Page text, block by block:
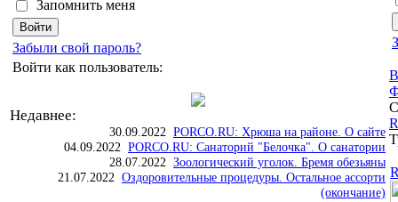
Запомнить меня
Забыли свой пароль?
Войти как пользователь:
Недавнее:
30.09.2022 PORCO.RU: Хрюша на районе. О сайте
04.09.2022 PORCO.RU: Санаторий "Белочка". О санатории
28.07.2022 Зоологический уголок. Бремя обезьяны
21.07.2022 Оздоровительные процедуры. Остальное ассорти
(окончание)